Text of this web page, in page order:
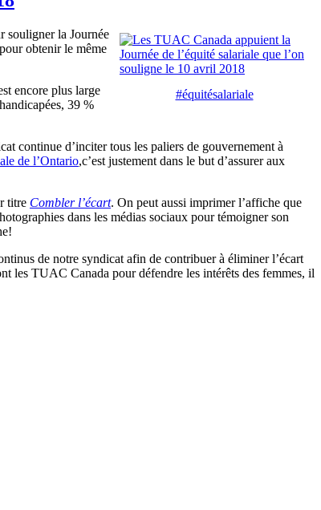
#équitésalariale
souligner la Journée
obtenir le même
encore plus large
39 %
continue d’inciter tous les paliers de gouvernement à
de l’Ontario,c’est justement dans le but d’assurer aux
titre Combler l’écart. On peut aussi imprimer l’affiche que
dans les médias sociaux pour témoigner son
de notre syndicat afin de contribuer à éliminer l’écart
les TUAC Canada pour défendre les intérêts des femmes, il